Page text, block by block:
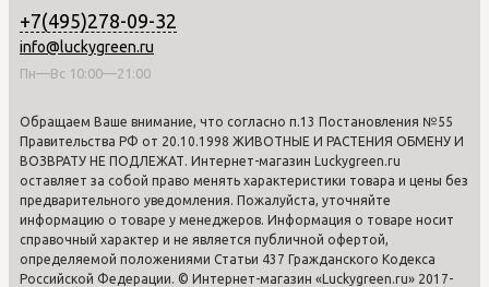
+7(495)278-09-32
info@luckygreen.ru
Пн—Вс 10:00—21:00
Обращаем Ваше внимание, что согласно п.13 Постановления №55
Правительства РФ от 20.10.1998 ЖИВОТНЫЕ И РАСТЕНИЯ ОБМЕНУ И
ВОЗВРАТУ НЕ ПОДЛЕЖАТ. Интернет-магазин Luckygreen.ru
оставляет за собой право менять характеристики товара и цены без
предварительного уведомления. Пожалуйста, уточняйте
информацию о товаре у менеджеров. Информация о товаре носит
справочный характер и не является публичной офертой,
определяемой положениями Статьи 437 Гражданского Кодекса
Российской Федерации. © Интернет-магазин «Luckygreen.ru» 2017-